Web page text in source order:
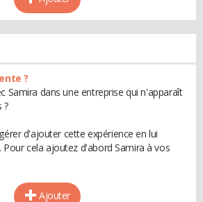
?
Samira dans une entreprise qui n'apparaît
?
d'ajouter cette expérience en lui
cela ajoutez d'abord Samira à vos
Ajouter